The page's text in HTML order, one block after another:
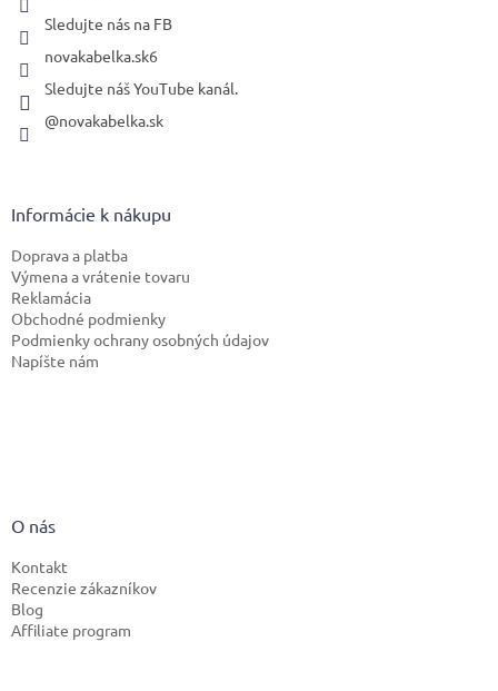
Sledujte nás na FB
novakabelka.sk6
Sledujte náš YouTube kanál.
@novakabelka.sk
Informácie k nákupu
Doprava a platba
Výmena a vrátenie tovaru
Reklamácia
Obchodné podmienky
Podmienky ochrany osobných údajov
Napíšte nám
O nás
Kontakt
Recenzie zákazníkov
Blog
Affiliate program